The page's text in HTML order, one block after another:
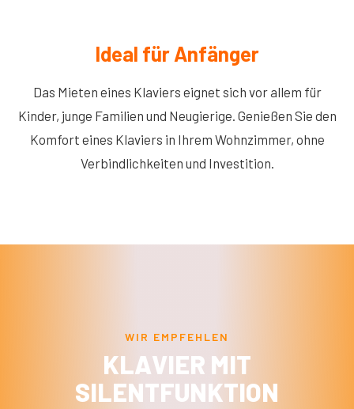
Ideal für Anfänger
Das Mieten eines Klaviers eignet sich vor allem für
Kinder, junge Familien und Neugierige. Genießen Sie den
Komfort eines Klaviers in Ihrem Wohnzimmer, ohne
Verbindlichkeiten und Investition.
WIR EMPFEHLEN
KLAVIER MIT
SILENTFUNKTION